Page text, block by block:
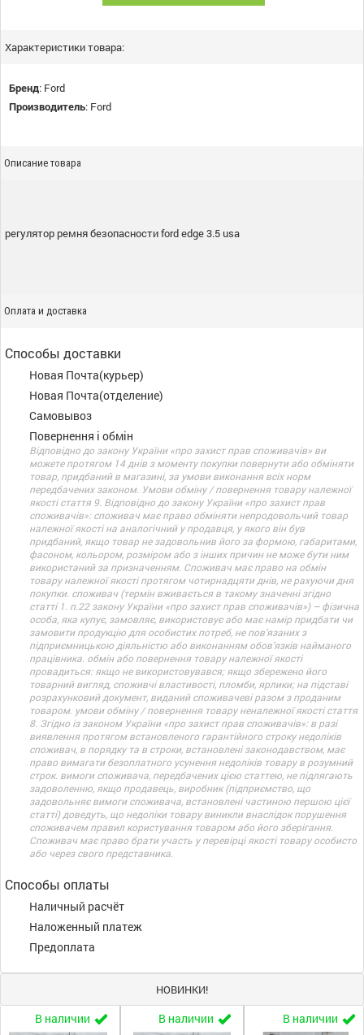
Характеристики товара:
Бренд: Ford
Производитель: Ford
Описание товара
регулятор ремня безопасности ford edge 3.5 usa
Оплата и доставка
Способы доставки
Новая Почта(курьер)
Новая Почта(отделение)
Самовывоз
Повернення і обмін
Відповідно до закону України «про захист прав споживачів» ви
можете протягом 14 днів з моменту покупки повернути або обміняти
товар, придбаний в магазині, за умови виконання всіх норм
передбачених законом. Умови обміну / повернення товару належної
якості стаття 9. Відповідно до закону України «про захист прав
споживачів»: споживач має право обміняти непродовольчий товар
належної якості на аналогічний у продавця, у якого він був
придбаний, якщо товар не задовольнив його за формою, габаритами,
фасоном, кольором, розміром або з інших причин не може бути ним
використаний за призначенням. Споживач має право на обмін
товару належної якості протягом чотирнадцяти днів, не рахуючи дня
покупки. споживач (термін вживається в такому значенні згідно
статті 1. п.22 закону України «про захист прав споживачів») – фізична
особа, яка купує, замовляє, використовує або має намір придбати чи
замовити продукцію для особистих потреб, не пов’язаних з
підприємницькою діяльністю або виконанням обов’язків найманого
працівника. обмін або повернення товару належної якості
провадиться: якщо не використовувався; якщо збережено його
товарний вигляд, споживчі властивості, пломби, ярлики; на підставі
розрахунковий документ, виданий споживачеві разом з проданим
товаром. умови обміну / повернення товару неналежної якості стаття
8. Згідно із законом України «про захист прав споживачів»: в разі
виявлення протягом встановленого гарантійного строку недоліків
споживач, в порядку та в строки, встановлені законодавством, має
право вимагати безоплатного усунення недоліків товару в розумний
строк. вимоги споживача, передбачених цією статтею, не підлягають
задоволенню, якщо продавець, виробник (підприємство, що
задовольняє вимоги споживача, встановлені частиною першою цієї
статті) доведуть, що недоліки товару виникли внаслідок порушення
споживачем правил користування товаром або його зберігання.
Споживач має право брати участь у перевірці якості товару особисто
або через свого представника.
Способы оплаты
Наличный расчёт
Наложенный платеж
Предоплата
НОВИНКИ!
В наличии В наличии В наличии